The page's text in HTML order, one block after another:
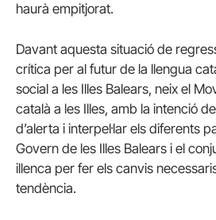
haurà empitjorat.
Davant aquesta situació de
crítica per al futur de la llengua
social a les Illes Balears, neix el
català a les Illes, amb la intenció
d’alerta i interpel·lar els diferents
Govern de les Illes Balears i el
illenca per fer els canvis
tendència.